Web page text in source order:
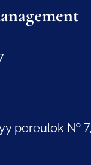
pereulok №